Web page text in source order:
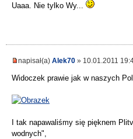
Uaaa. Nie tylko Wy...
napisał(a) Alek70 » 10.01.2011
Widoczek prawie jak w naszych
I tak napawaliśmy się pięknem
wodnych",